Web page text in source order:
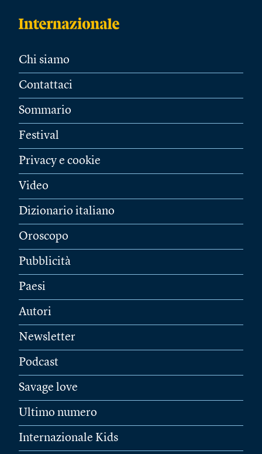
Chi siamo
Contattaci
Sommario
Festival
Privacy e cookie
Video
Dizionario italiano
Oroscopo
Pubblicità
Paesi
Autori
Newsletter
Podcast
Savage love
Ultimo numero
Internazionale Kids